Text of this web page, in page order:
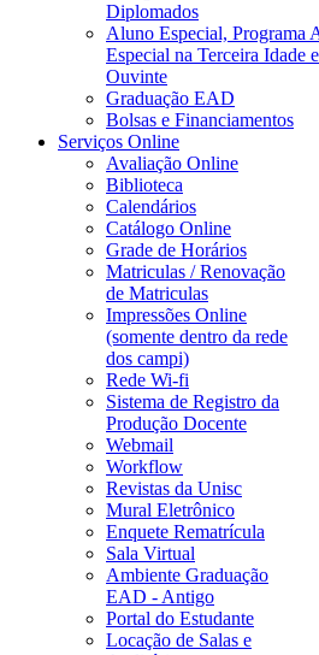
Diplomados
Aluno Especial, Programa
Especial na Terceira Idade
Ouvinte
Graduação EAD
Bolsas e Financiamentos
Serviços Online
Avaliação Online
Biblioteca
Calendários
Catálogo Online
Grade de Horários
Matriculas / Renovação
de Matriculas
Impressões Online
(somente dentro da rede
dos campi)
Rede Wi-fi
Sistema de Registro da
Produção Docente
Webmail
Workflow
Revistas da Unisc
Mural Eletrônico
Enquete Rematrícula
Sala Virtual
Ambiente Graduação
EAD - Antigo
Portal do Estudante
Locação de Salas e